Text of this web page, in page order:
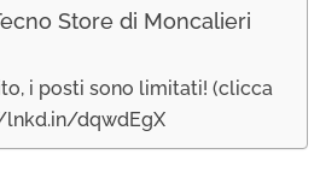
Store di Moncalieri
i posti sono limitati! (clicca
dqwdEgX